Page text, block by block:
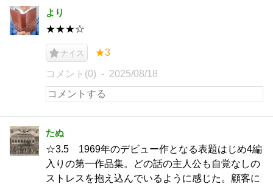
より
★★★☆
ナイス ★3
コメント(0) 2025/08/18
たぬ
☆3.5 1969年のデビュー作となる表題はじめ4編
入りの第一作品集。どの話の主人公も自覚なしの
ストレスを抱え込んでいるように感じた。顧客に